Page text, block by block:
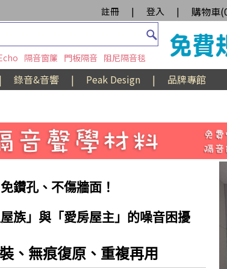
註冊 | 登入 | 購物車(
隔音窗簾 門板隔音 阻尼隔音毯
| 錄音&音響 | Peak Design | 品牌專館
免鑽孔、不傷牆面！
族」與「愛房屋主」的噪音困擾​
、無痕復原、重複再用